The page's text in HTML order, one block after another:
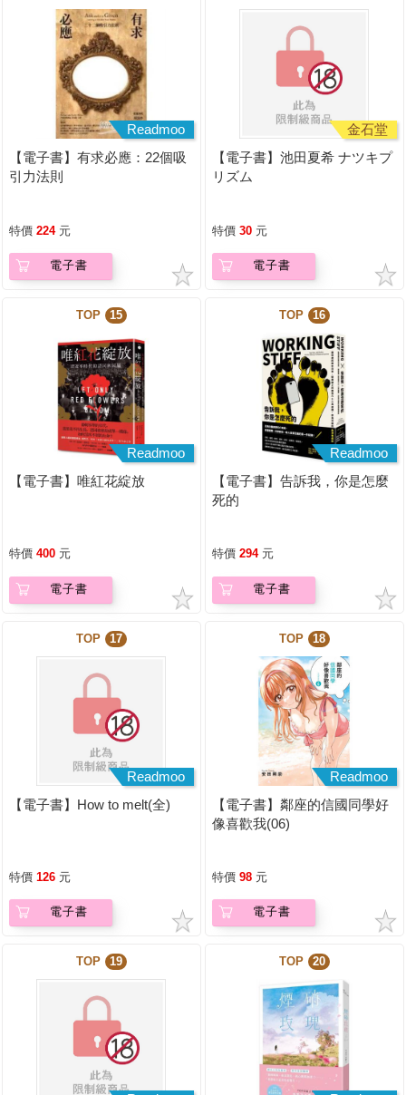
Readmoo
【電子書】有求必應：22個吸
引力法則
特價 224 元
電子書
金石堂
【電子書】池田夏希 ナツキプ
リズム
特價 30 元
電子書
TOP 15
Readmoo
【電子書】唯紅花綻放
特價 400 元
電子書
TOP 16
Readmoo
【電子書】告訴我，你是怎麼
死的
特價 294 元
電子書
TOP 17
Readmoo
【電子書】How to melt(全)
特價 126 元
電子書
TOP 18
Readmoo
【電子書】鄰座的信國同學好
像喜歡我(06)
特價 98 元
電子書
TOP 19 TOP 20